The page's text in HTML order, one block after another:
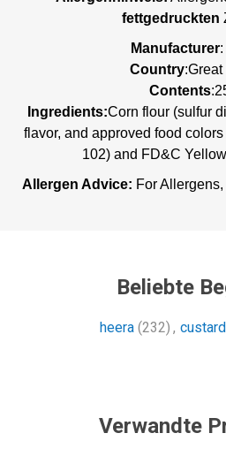
fettgedruckten
Manufacturer:
Country:Great
Contents
Ingredients:Corn flour (sulfur
flavor, and approved food
102) and FD&C
Allergen Advice: For
Beliebte
heera (232) ,
Verwandte